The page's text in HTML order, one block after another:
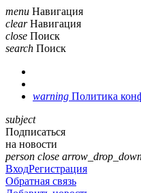
menu Навигация
clear Навигация
close Поиск
search Поиск
warning Политика
subject
Подписаться
на новости
person close
ВходРегистрация
Обратная связь